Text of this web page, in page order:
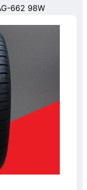
662 98W